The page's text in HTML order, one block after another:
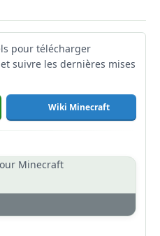
pour télécharger
suivre les dernières mises
Wiki Minecraft